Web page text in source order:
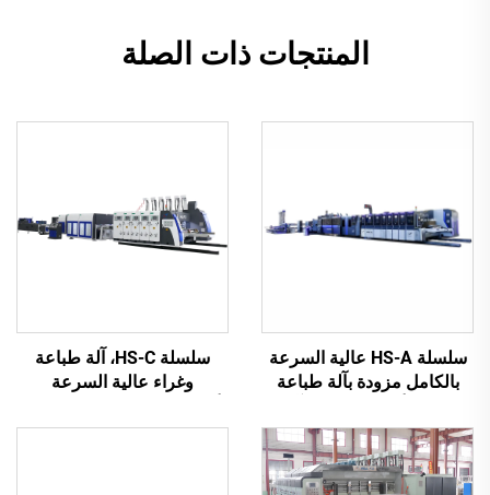
المنتجات ذات الصلة
سلسلة HS-A عالية السرعة
بالكامل مزودة بآلة طباعة
تغليف أوتوماتيكية
سلسلة HS-C، آلة طباعة
وغراء عالية السرعة
تلقائية